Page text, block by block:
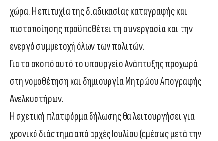
χώρα. Η επιτυχία της διαδικασίας καταγραφής και
πιστοποίησης προϋποθέτει τη συνεργασία και την
ενεργό συμμετοχή όλων των πολιτών.
Για το σκοπό αυτό το υπουργείο Ανάπτυξης προχωρά
στη νομοθέτηση και δημιουργία Μητρώου Απογραφής
Ανελκυστήρων.
Η σχετική πλατφόρμα δήλωσης θα λειτουργήσει για
χρονικό διάστημα από αρχές Ιουλίου (αμέσως μετά την